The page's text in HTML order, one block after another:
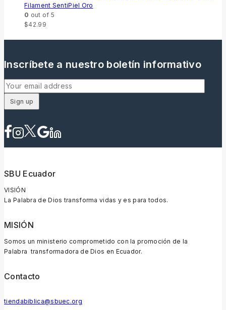
Filament SentiPiel Oro
0 out of 5
$42.99
Inscríbete a nuestro boletín informativo
SBU Ecuador
VISIÓN
La Palabra de Dios transforma vidas y es para todos.
MISIÓN
Somos un ministerio comprometido con la promoción de la
Palabra transformadora de Dios en Ecuador.
Contacto
tiendabiblica@sbuec.org